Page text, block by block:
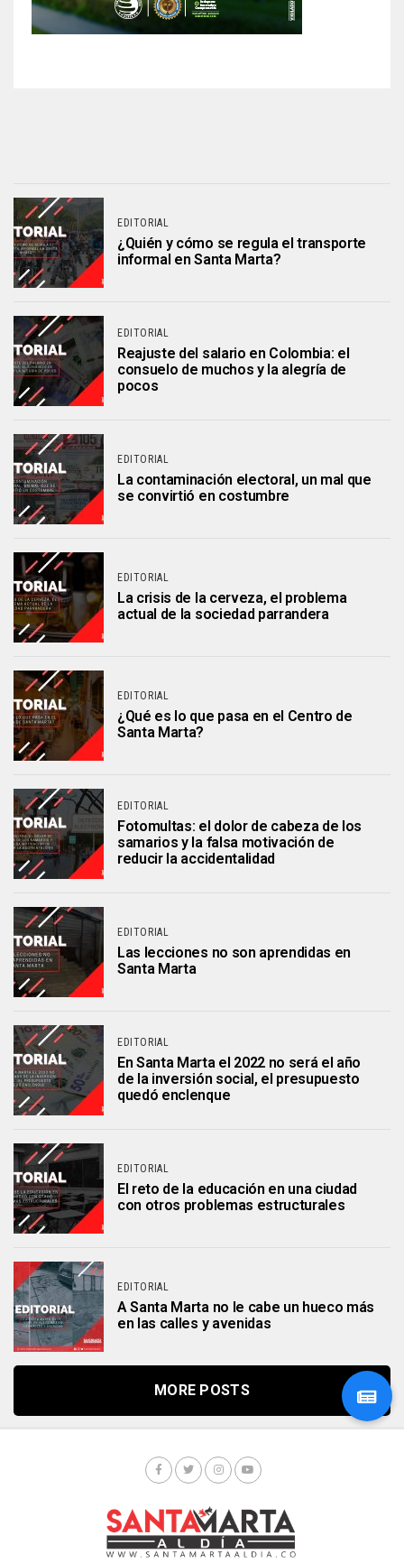
EDITORIAL
¿Quién y cómo se regula el transporte
informal en Santa Marta?
EDITORIAL
Reajuste del salario en Colombia: el
consuelo de muchos y la alegría de
pocos
EDITORIAL
La contaminación electoral, un mal que
se convirtió en costumbre
EDITORIAL
La crisis de la cerveza, el problema
actual de la sociedad parrandera
EDITORIAL
¿Qué es lo que pasa en el Centro de
Santa Marta?
EDITORIAL
Fotomultas: el dolor de cabeza de los
samarios y la falsa motivación de
reducir la accidentalidad
EDITORIAL
Las lecciones no son aprendidas en
Santa Marta
EDITORIAL
En Santa Marta el 2022 no será el año
de la inversión social, el presupuesto
quedó enclenque
EDITORIAL
El reto de la educación en una ciudad
con otros problemas estructurales
EDITORIAL
A Santa Marta no le cabe un hueco más
en las calles y avenidas
MORE POSTS